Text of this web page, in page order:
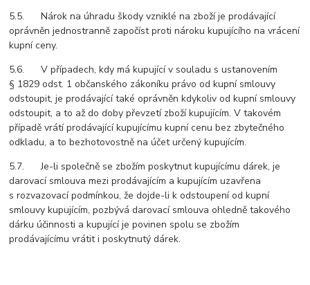
5.5. Nárok na úhradu škody vzniklé na zboží je prodávající
oprávněn jednostranně započíst proti nároku kupujícího na vrácení
kupní ceny.
5.6. V případech, kdy má kupující v souladu s ustanovením
§ 1829 odst. 1 občanského zákoníku právo od kupní smlouvy
odstoupit, je prodávající také oprávněn kdykoliv od kupní smlouvy
odstoupit, a to až do doby převzetí zboží kupujícím. V takovém
případě vrátí prodávající kupujícímu kupní cenu bez zbytečného
odkladu, a to bezhotovostně na účet určený kupujícím.
5.7. Je-li společně se zbožím poskytnut kupujícímu dárek, je
darovací smlouva mezi prodávajícím a kupujícím uzavřena
s rozvazovací podmínkou, že dojde-li k odstoupení od kupní
smlouvy kupujícím, pozbývá darovací smlouva ohledně takového
dárku účinnosti a kupující je povinen spolu se zbožím
prodávajícímu vrátit i poskytnutý dárek.